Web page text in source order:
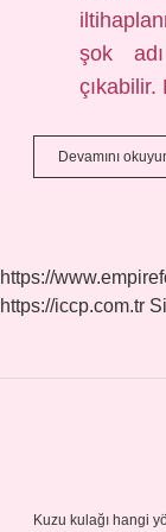
şok
Devamını
https://
https://iccp.com.tr
Kuzu kulağı hangi